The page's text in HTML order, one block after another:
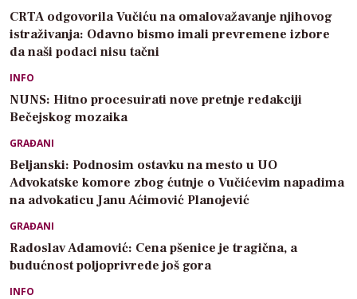
CRTA odgovorila Vučiću na omalovažavanje njihovog
istraživanja: Odavno bismo imali prevremene izbore
da naši podaci nisu tačni
INFO
NUNS: Hitno procesuirati nove pretnje redakciji
Bečejskog mozaika
GRAĐANI
Beljanski: Podnosim ostavku na mesto u UO
Advokatske komore zbog ćutnje o Vučićevim napadima
na advokaticu Janu Aćimović Planojević
GRAĐANI
Radoslav Adamović: Cena pšenice je tragična, a
budućnost poljoprivrede još gora
INFO